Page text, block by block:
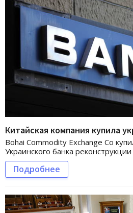
Китайская компания купила
Bohai Commodity Exchange Co
Украинского банка
Подробнее